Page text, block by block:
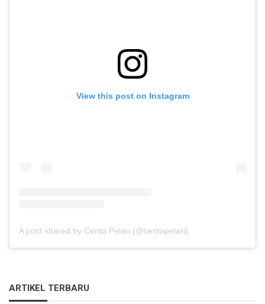
View this post on Instagram
A post shared by Cerita Pelari (@ceritapelari)
ARTIKEL TERBARU